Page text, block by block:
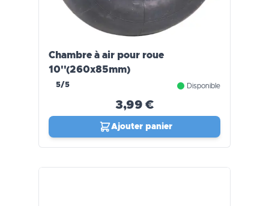
Chambre à air pour roue
10''(260x85mm)
5/5 Disponible
3,99 €
Ajouter panier